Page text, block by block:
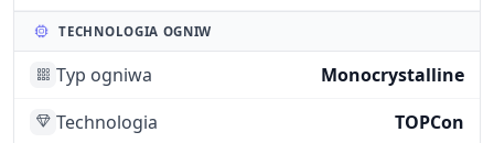
TECHNOLOGIA OGNIW
Typ ogniwa
Monocrystalline
Technologia
TOPCon